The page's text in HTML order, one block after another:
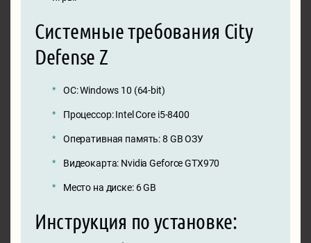
Системные требования City
Defense Z
ОС: Windows 10 (64-bit)
Процессор: Intel Core i5-8400
Оперативная память: 8 GB ОЗУ
Видеокарта: Nvidia Geforce GTX970
Место на диске: 6 GB
Инструкция по установке: